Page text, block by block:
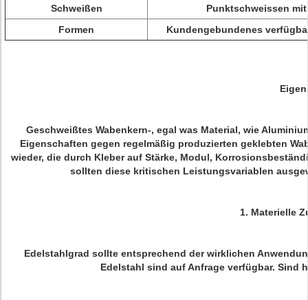
Schweißen
Punktschweissen
Formen
Kundengebundenes
Geschweißtes Wabenkern-, egal was Material, wie
Eigenschaften gegen regelmäßig produzierten geklebten
wieder, die durch Kleber auf Stärke, Modul,
sollten diese kritischen Leistungsvariablen
1. Materielle
Edelstahlgrad sollte entsprechend der wirklichen
Edelstahl sind auf Anfrage verfügbar. Sind